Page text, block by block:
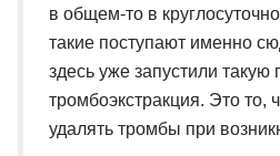
в общем-то в
такие поступают именно
здесь уже запустили такую
тромбоэкстракция. Это то,
удалять тромбы при